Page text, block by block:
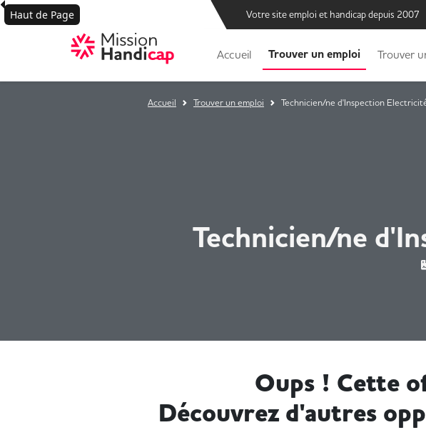
Votre site emploi et handicap depuis 2007
Accueil Trouver un emploi Trouver
Accueil Trouver un emploi Technicien/ne d'Inspection
Technicien/ne
Oups ! Cette
Découvrez d'autres
Haut de Page